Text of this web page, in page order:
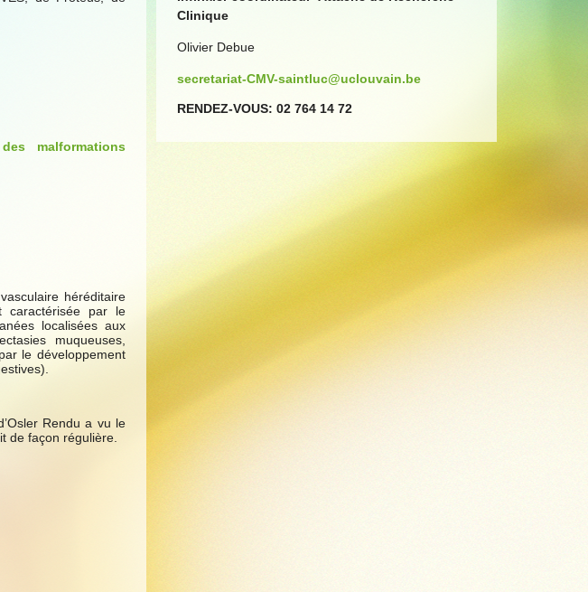
malformations
héréditaire
caractérisée par le
localisées aux
muqueuses,
le développement
Rendu a vu le
de façon régulière.
Clinique
Olivier Debue
secretariat-CMV-saintluc@uclouvain.be
RENDEZ-VOUS: 02 764 14 72